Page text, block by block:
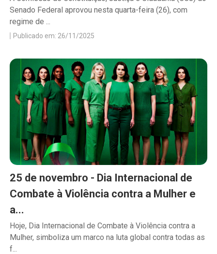
Senado Federal aprovou nesta quarta-feira (26), com
regime de ...
Publicado em: 26/11/2025
25 de novembro - Dia Internacional de
Combate à Violência contra a Mulher e
a...
Hoje, Dia Internacional de Combate à Violência contra a
Mulher, simboliza um marco na luta global contra todas as
f...